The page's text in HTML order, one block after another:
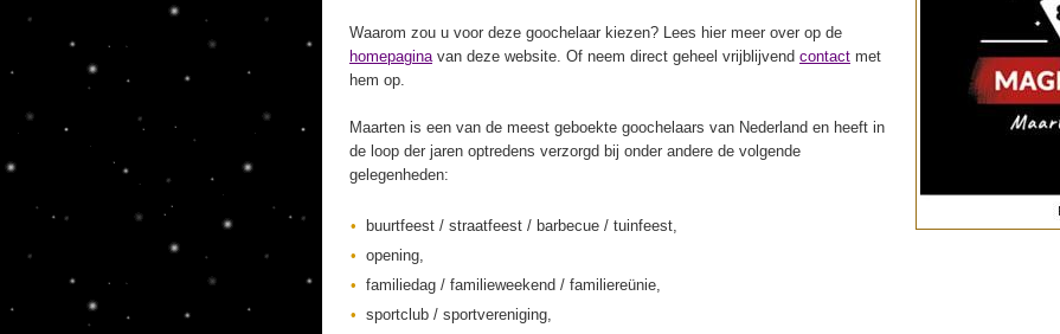
Waarom zou u voor deze goochelaar kiezen? Lees hier meer over op de
homepaginavan deze website. Of neem direct geheel vrijblijvend contact met
hem op.
Maarten is een van de meest geboekte goochelaars van Nederland en heeft in
de loop der jaren optredens verzorgd bij onder andere de volgende
gelegenheden:
buurtfeest / straatfeest / barbecue / tuinfeest,
opening,
familiedag / familieweekend / familiereünie,
sportclub / sportvereniging,